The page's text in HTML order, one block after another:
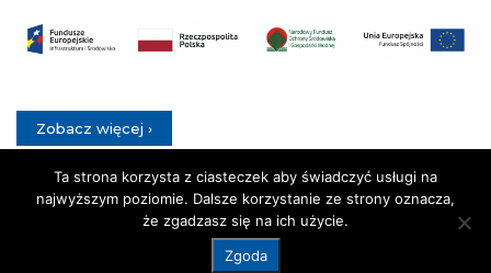
Zobacz więcej ›
Urząd Miejski Kartuzy2026. Wszystkie prawa
zastrzeżone.
Ta strona korzysta z ciasteczek aby świadczyć usługi na
najwyższym poziomie. Dalsze korzystanie ze strony oznacza,
że zgadzasz się na ich użycie.
Zgoda